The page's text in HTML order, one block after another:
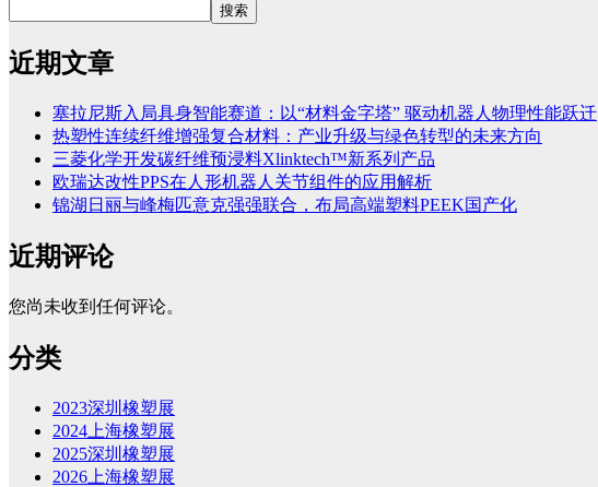
搜索
近期文章
塞拉尼斯入局具身智能赛道：以“材料金字塔” 驱动机器人物理性能跃迁
热塑性连续纤维增强复合材料：产业升级与绿色转型的未来方向
三菱化学开发碳纤维预浸料Xlinktech™新系列产品
欧瑞达改性PPS在人形机器人关节组件的应用解析
锦湖日丽与峰梅匹意克强强联合，布局高端塑料PEEK国产化
近期评论
您尚未收到任何评论。
分类
2023深圳橡塑展
2024上海橡塑展
2025深圳橡塑展
2026上海橡塑展